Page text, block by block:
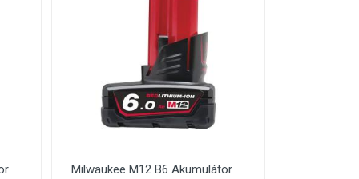
Milwaukee M12 B6 Akumulátor